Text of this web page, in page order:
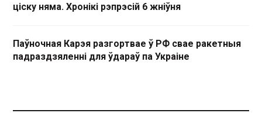
ціску няма. Хронікі рэпрэсій 6 жніўня
Паўночная Карэя разгортвае ў РФ свае ракетныя
падраздзяленні для ўдараў па Украіне